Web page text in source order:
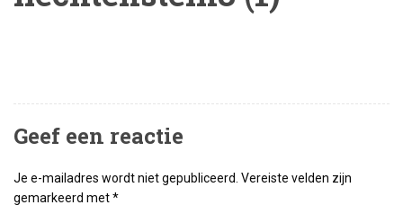
Geef een reactie
Je e-mailadres wordt niet gepubliceerd. Vereiste velden zijn
gemarkeerd met*